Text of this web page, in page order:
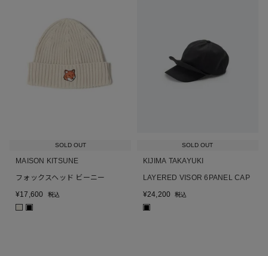
SOLD OUT
MAISON KITSUNE
フォックスヘッド ビーニー
¥17,600 税込
■
SOLD OUT
KIJIMA TAKAYUKI
LAYERED VISOR 6PANEL CAP
¥24,200 税込
■